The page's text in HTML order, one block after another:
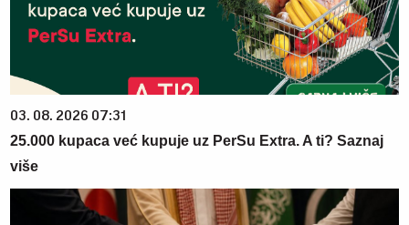
03. 08. 2026 07:31
25.000 kupaca već kupuje uz PerSu Extra. A ti? Saznaj
više